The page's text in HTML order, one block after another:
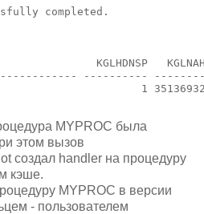
completed.
KGLHDNSP
----------
1
MYPROC была
этом вызов
создал handler на процедуру
кэше.
MYPROC в версии
- пользователем